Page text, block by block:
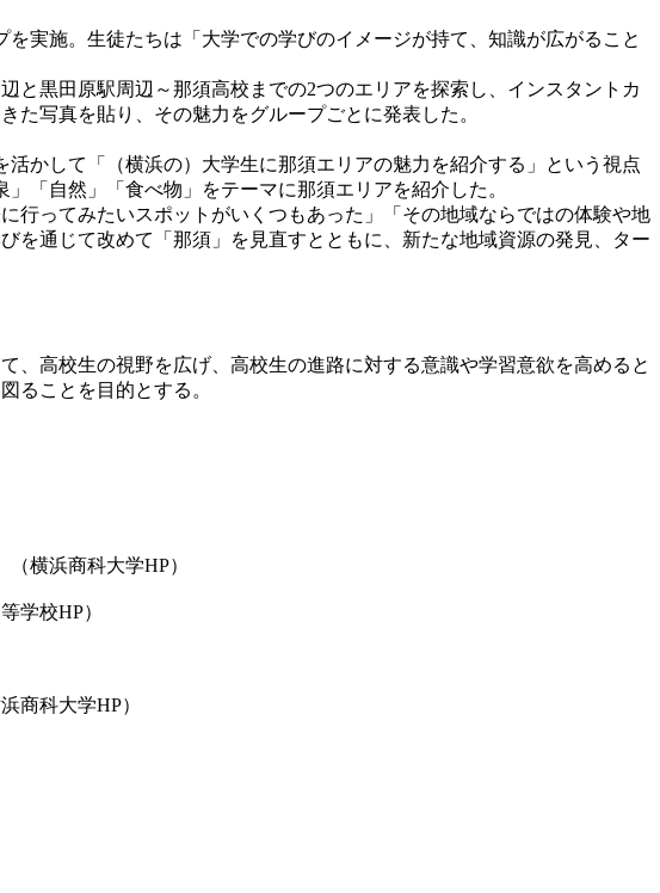
実施。生徒たちは「大学での学びのイメージが持て、知識が広がること
黒田原駅周辺～那須高校までの2つのエリアを探索し、インスタントカ
た写真を貼り、その魅力をグループごとに発表した。
かして「（横浜の）大学生に那須エリアの魅力を紹介する」という視点
「自然」「食べ物」をテーマに那須エリアを紹介した。
ってみたいスポットがいくつもあった」「その地域ならではの体験や地
を通じて改めて「那須」を見直すとともに、新たな地域資源の発見、ター
高校生の視野を広げ、高校生の進路に対する意識や学習意欲を高めると
ることを目的とする。
横浜商科大学HP）
学校HP）
商科大学HP）